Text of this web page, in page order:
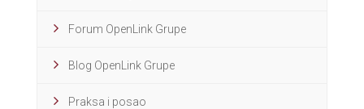
Forum OpenLink Grupe
Blog OpenLink Grupe
Praksa i posao